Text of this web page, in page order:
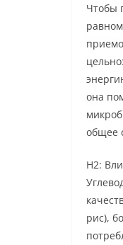
Чтобы
она
общее
H2:
рис),